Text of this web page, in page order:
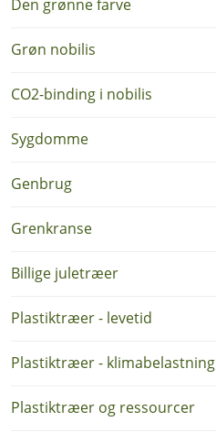
Den grønne farve
Grøn nobilis
CO2-binding i nobilis
Sygdomme
Genbrug
Grenkranse
Billige juletræer
Plastiktræer - levetid
Plastiktræer - klimabelastning
Plastiktræer og ressourcer